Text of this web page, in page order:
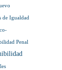
de Igualdad
Penal